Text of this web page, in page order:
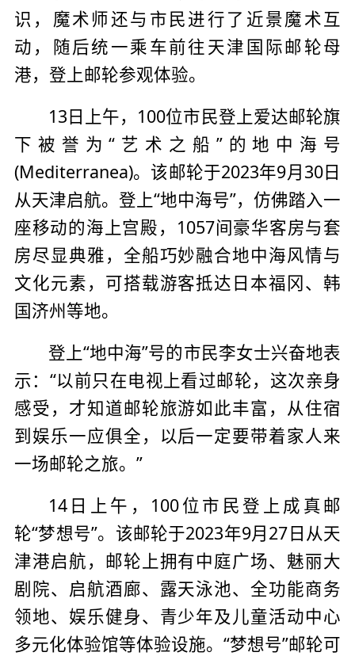
识，魔术师还与市民进行了近景魔术互
动，随后统一乘车前往天津国际邮轮母
港，登上邮轮参观体验。
13日上午，100位市民登上爱达邮轮旗
下被誉为“艺术之船”的地中海号
(Mediterranea)。该邮轮于2023年9月30日
从天津启航。登上“地中海号”，仿佛踏入一
座移动的海上宫殿，1057间豪华客房与套
房尽显典雅，全船巧妙融合地中海风情与
文化元素，可搭载游客抵达日本福冈、韩
国济州等地。
登上“地中海”号的市民李女士兴奋地表
示：“以前只在电视上看过邮轮，这次亲身
感受，才知道邮轮旅游如此丰富，从住宿
到娱乐一应俱全，以后一定要带着家人来
一场邮轮之旅。”
14日上午，100位市民登上成真邮
轮“梦想号”。该邮轮于2023年9月27日从天
津港启航，邮轮上拥有中庭广场、魅丽大
剧院、启航酒廊、露天泳池、全功能商务
领地、娱乐健身、青少年及儿童活动中心
多元化体验馆等体验设施。“梦想号”邮轮可